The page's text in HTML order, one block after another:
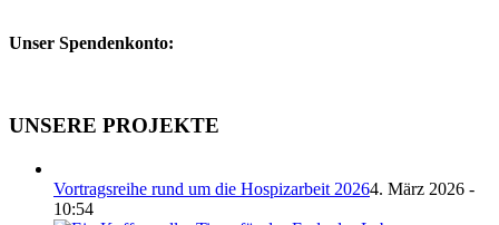
Unser Spendenkonto:
UNSERE PROJEKTE
Vortragsreihe rund um die Hospizarbeit 20264. März 2026 -
10:54